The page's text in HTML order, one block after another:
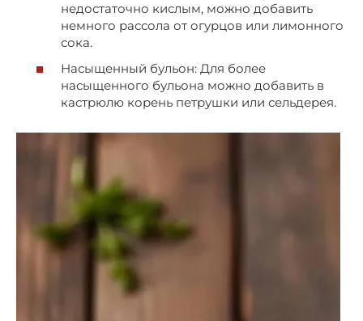
недостаточно кислым, можно добавить
немного рассола от огурцов или лимонного
сока.
Насыщенный бульон: Для более
насыщенного бульона можно добавить в
кастрюлю корень петрушки или сельдерея.